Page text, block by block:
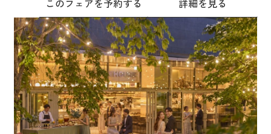
このフェアを予約する 詳細を見る